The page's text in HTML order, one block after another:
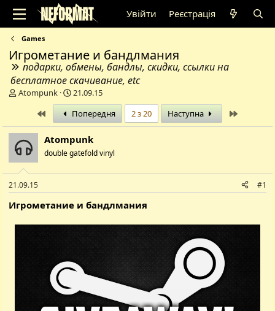
Увійти Реєстрація
Games
Игрометание и бандлмания
подарки, обмены, бандлы, скидки, ссылки на
бесплатное скачивание, etc
А
о
р
т
е
м
и
Atompunk
Д
а
т
а
с
в
е
н
я
21.09.15
ПершийПопередня 2 з 20 Наступна
Atompunk
double gatefold vinyl
21.09.15 #1
Игрометание и бандлмания